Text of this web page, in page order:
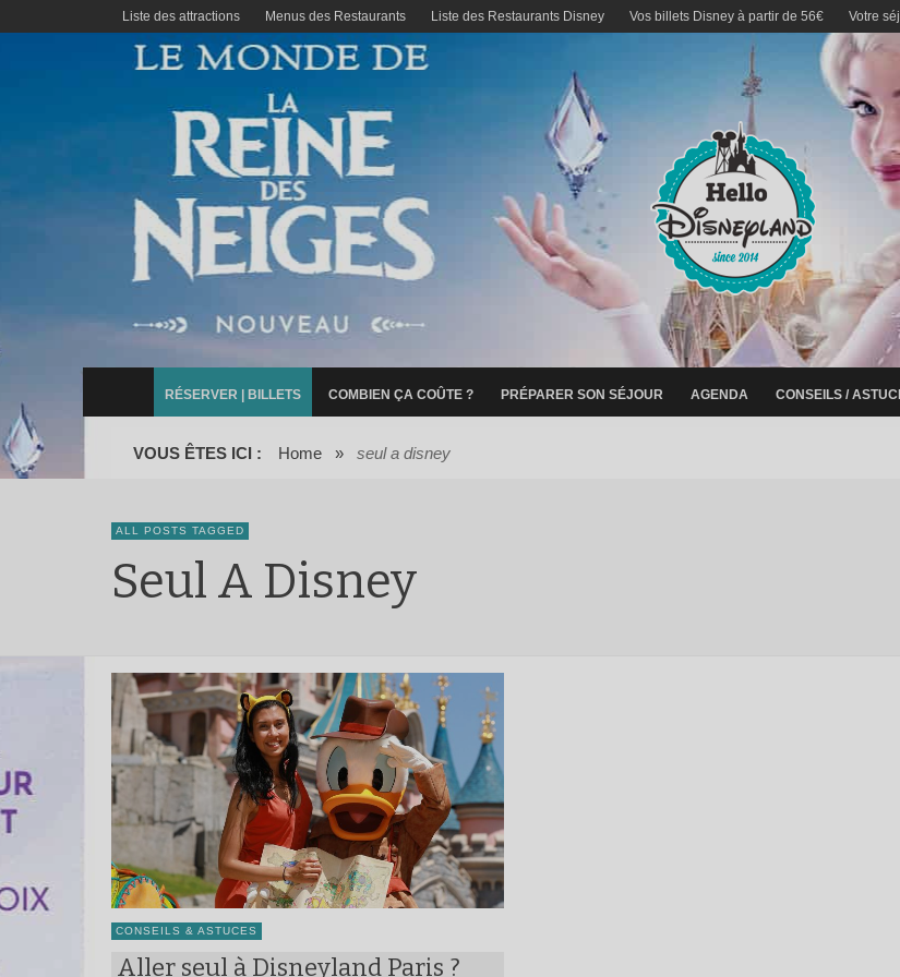
Liste des attractions Menus des Restaurants Liste des Restaurants Disney Vos billets Disney à partir de 56€ Votre
RÉSERVER | BILLETS COMBIEN ÇA COÛTE ? PRÉPARER SON SÉJOUR AGENDA CONSEILS /
VOUS ÊTES ICI : Home » seul a disney
ALL POSTS TAGGED
Seul A Disney
CONSEILS & ASTUCES
Aller seul à Disneyland Paris ?